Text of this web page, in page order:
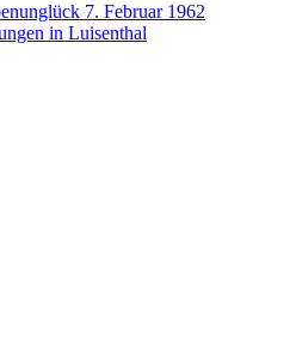
7. Februar 1962
in Luisenthal